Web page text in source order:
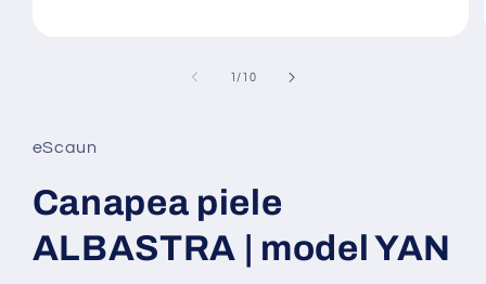
fereastră
modală
1 /din
10
eScaun
Canapea piele
ALBASTRA | model YAN